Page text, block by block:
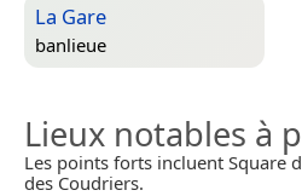
La Gare
banlieue
Lieux notables à
Les points forts incluent Square
des Coudriers.